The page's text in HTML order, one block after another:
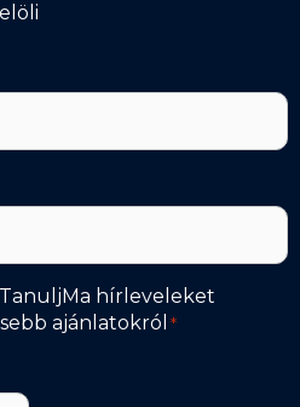
hírleveleket
ajánlatokról *